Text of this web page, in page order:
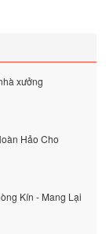
xưởng
Hảo Cho
Kín - Mang Lại